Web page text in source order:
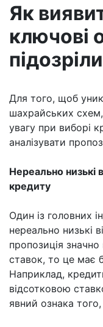
Як
ключові
Для того, щоб
шахрайських
увагу при виборі
аналізувати
Нереально низькі
кредиту
Один із головних
нереально низькі
пропозиція значно
ставок, то це має
Наприклад,
відсотковою
явний ознака